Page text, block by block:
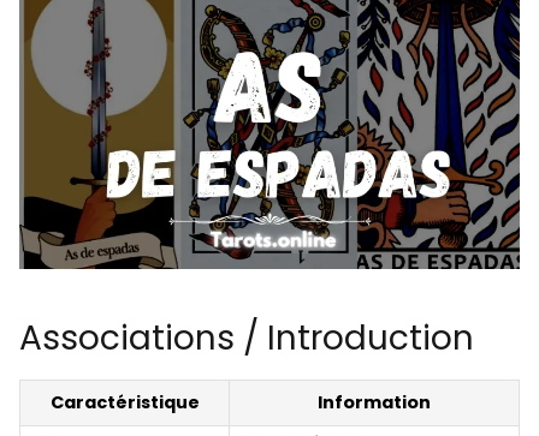
Associations / Introduction
Caractéristique Information